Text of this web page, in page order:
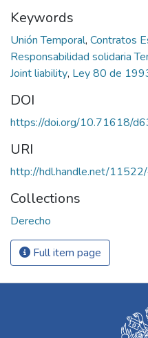
Keywords
Unión Temporal, Contratos
Responsabilidad solidaria
Joint liability, Ley 80 de
DOI
https://doi.org/10.71618/
URI
http://hdl.handle.net/
Collections
Derecho
Full item page